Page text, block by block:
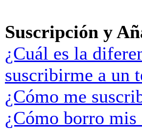
Suscripción y
¿Cuál es la
suscribirme a un
¿Cómo me
¿Cómo borro mis